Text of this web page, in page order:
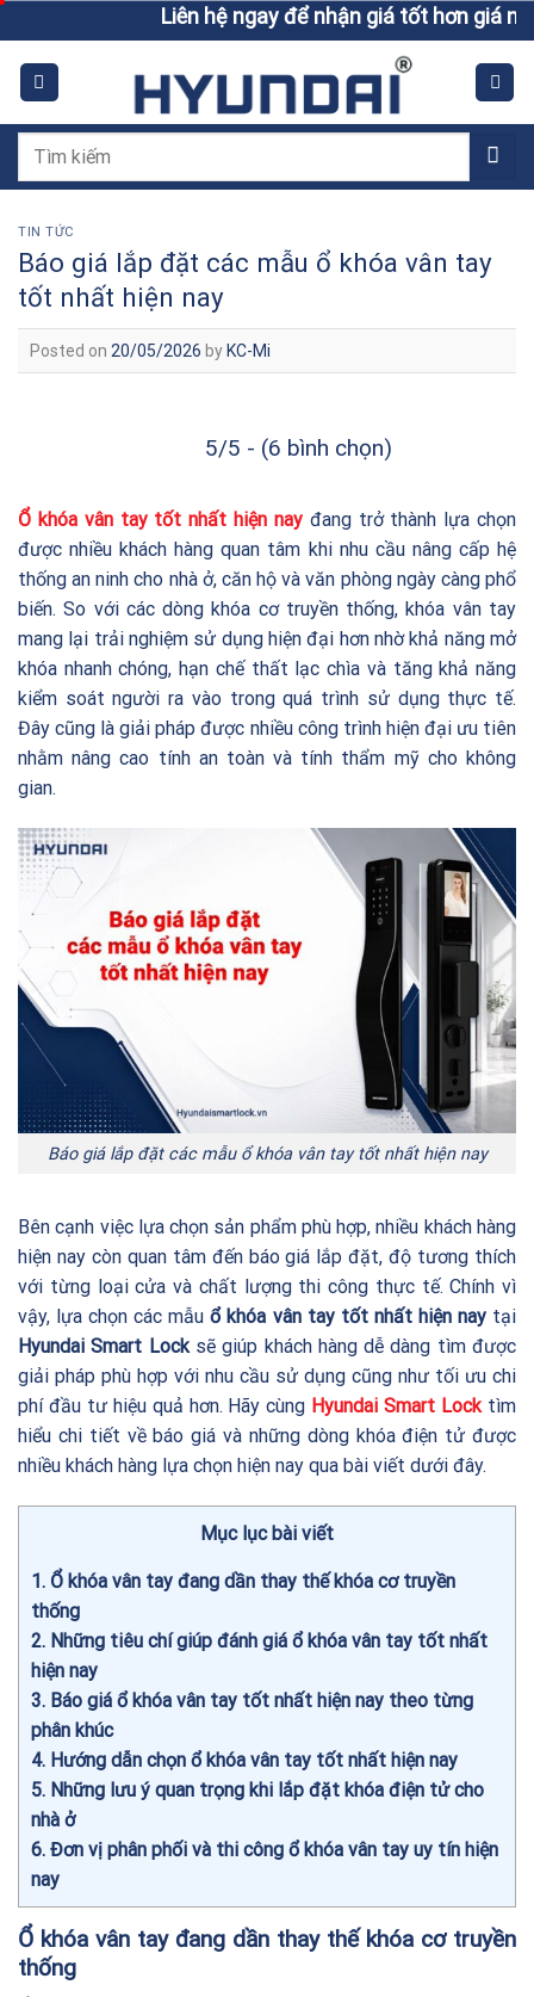
to
content
Liên hệ ngay để nhận giá tốt hơn giá niêm yết
Tìm
TIN TỨC
Báo giá lắp đặt các mẫu ổ khóa vân tay
tốt nhất hiện nay
Posted on 20/05/2026 by KC-Mi
5/5 - (6 bình chọn)
Ổ khóa vân tay tốt nhất hiện nay đang trở thành lựa chọn
được nhiều khách hàng quan tâm khi nhu cầu nâng cấp hệ
thống an ninh cho nhà ở, căn hộ và văn phòng ngày càng phổ
biến. So với các dòng khóa cơ truyền thống, khóa vân tay
mang lại trải nghiệm sử dụng hiện đại hơn nhờ khả năng mở
khóa nhanh chóng, hạn chế thất lạc chìa và tăng khả năng
kiểm soát người ra vào trong quá trình sử dụng thực tế.
Đây cũng là giải pháp được nhiều công trình hiện đại ưu tiên
nhằm nâng cao tính an toàn và tính thẩm mỹ cho không
gian.
Báo giá lắp đặt các mẫu ổ khóa vân tay tốt nhất hiện nay
Bên cạnh việc lựa chọn sản phẩm phù hợp, nhiều khách hàng
hiện nay còn quan tâm đến báo giá lắp đặt, độ tương thích
với từng loại cửa và chất lượng thi công thực tế. Chính vì
vậy, lựa chọn các mẫuổ khóa vân tay tốt nhất hiện naytại
Hyundai Smart Locksẽ giúp khách hàng dễ dàng tìm được
giải pháp phù hợp với nhu cầu sử dụng cũng như tối ưu chi
phí đầu tư hiệu quả hơn. Hãy cùng Hyundai Smart Locktìm
hiểu chi tiết về báo giá và những dòng khóa điện tử được
nhiều khách hàng lựa chọn hiện nay qua bài viết dưới đây.
Mục lục bài viết
1
Ổ khóa vân tay đang dần thay thế khóa cơ truyền
thống
2 Những tiêu chí giúp đánh giá ổ khóa vân tay tốt nhất
hiện nay
3 Báo giá ổ khóa vân tay tốt nhất hiện nay theo từng
phân khúc
4 Hướng dẫn chọn ổ khóa vân tay tốt nhất hiện nay
5 Những lưu ý quan trọng khi lắp đặt khóa điện tử cho
nhà ở
6 Đơn vị phân phối và thi công ổ khóa vân tay uy tín hiện
nay
Ổ khóa vân tay đang dần thay thế khóa cơ truyền
thống